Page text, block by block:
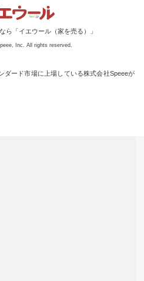
ら「イエウール（家を売る）」
Inc. All rights reserved.
ダード市場に上場している株式会社Speeeが